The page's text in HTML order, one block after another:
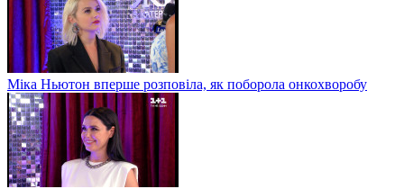
Міка Ньютон вперше розповіла, як поборола онкохворобу